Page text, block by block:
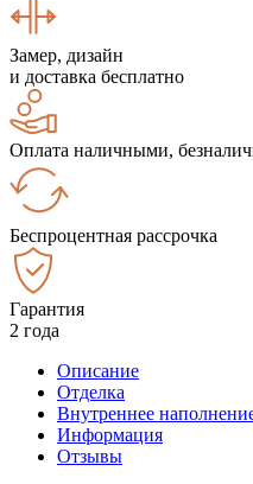
Замер, дизайн
и доставка бесплатно
Оплата наличными,
Беспроцентная рассрочка
Гарантия
2 года
Описание
Отделка
Внутреннее
Информация
Отзывы